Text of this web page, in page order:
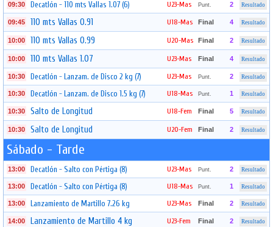
09:30 Decatlón - 110 mts Vallas 1.07 (6) U23-Mas Punt. 2 Resultado
09:45 110 mts Vallas 0.91 U18-Mas Final 4 Resultado
10:00 110 mts Vallas 0.99 U20-Mas Final 2 Resultado
10:00 110 mts Vallas 1.07 U23-Mas Final 4 Resultado
10:30 Decatlón - Lanzam. de Disco 2 kg (7) U23-Mas Punt. 2 Resultado
10:30 Decatlón - Lanzam. de Disco 1.5 kg (7) U18-Mas Punt. 1 Resultado
10:30 Salto de Longitud U18-Fem Final 5 Resultado
10:30 Salto de Longitud U20-Fem Final 2 Resultado
Sábado - Tarde
13:00 Decatlón - Salto con Pértiga (8) U23-Mas Punt. 2 Resultado
13:00 Decatlón - Salto con Pértiga (8) U18-Mas Punt. 1 Resultado
13:00 Lanzamiento de Martillo 7.26 kg U23-Mas Final 2 Resultado
14:00 Lanzamiento de Martillo 4 kg U23-Fem Final 2 Resultado